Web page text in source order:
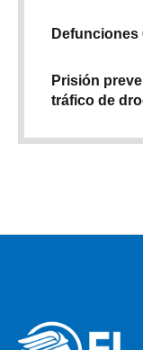
Defunciones
Prisión
tráfico de